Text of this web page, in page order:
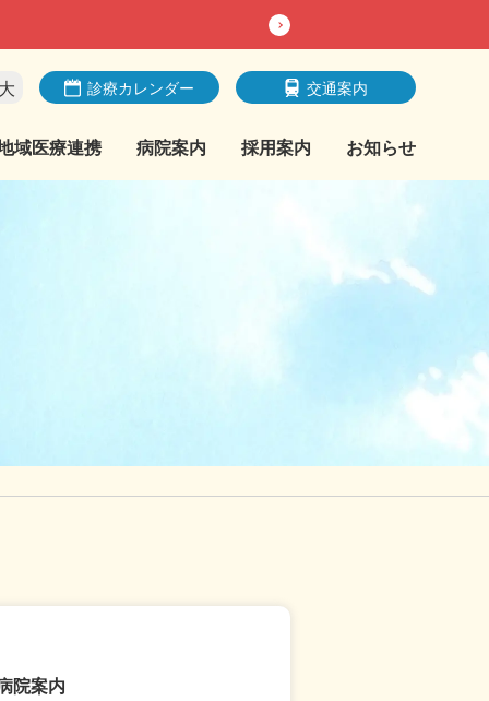
域医療連携 病院案内 採用案内 お知らせ
診療カレンダー 交通案内
大
院案内